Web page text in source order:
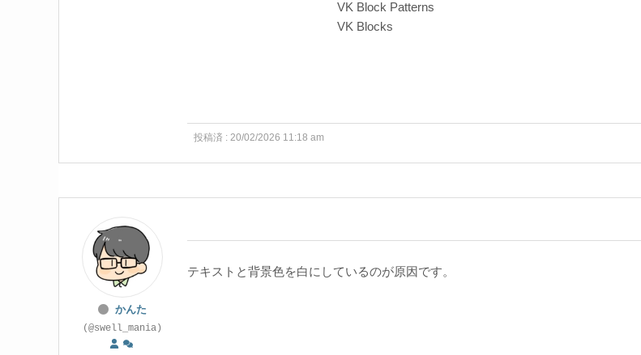
VK Block Patterns
VK Blocks
投稿済 : 20/02/2026 11:18 am
かんた
(@swell_mania)
テキストと背景色を白にしているのが原因です。